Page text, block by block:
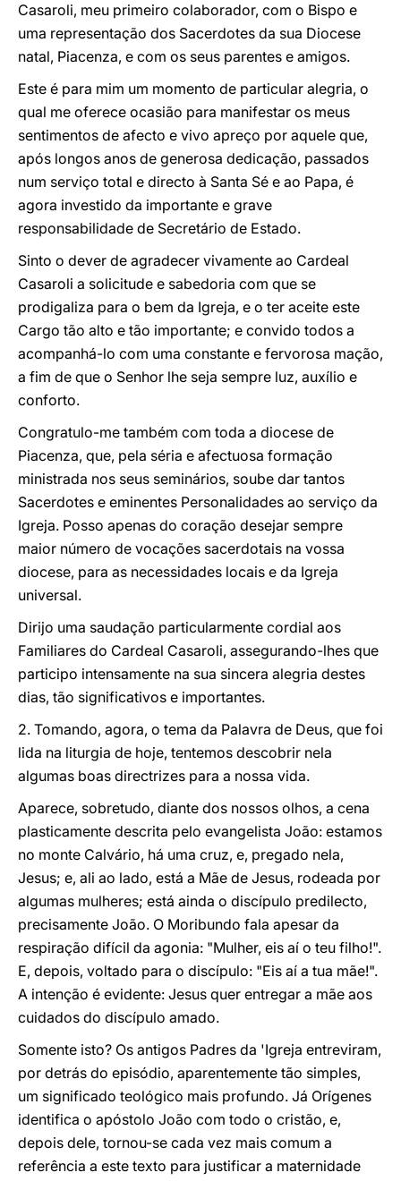
Casaroli, meu primeiro colaborador, com o Bispo e
uma representação dos Sacerdotes da sua Diocese
natal, Piacenza, e com os seus parentes e amigos.
Este é para mim um momento de particular alegria, o
qual me oferece ocasião para manifestar os meus
sentimentos de afecto e vivo apreço por aquele que,
após longos anos de generosa dedicação, passados
num serviço total e directo à Santa Sé e ao Papa, é
agora investido da importante e grave
responsabilidade de Secretário de Estado.
Sinto o dever de agradecer vivamente ao Cardeal
Casaroli a solicitude e sabedoria com que se
prodigaliza para o bem da Igreja, e o ter aceite este
Cargo tão alto e tão importante; e convido todos a
acompanhá-lo com uma constante e fervorosa mação,
a fim de que o Senhor lhe seja sempre luz, auxílio e
conforto.
Congratulo-me também com toda a diocese de
Piacenza, que, pela séria e afectuosa formação
ministrada nos seus seminários, soube dar tantos
Sacerdotes e eminentes Personalidades ao serviço da
Igreja. Posso apenas do coração desejar sempre
maior número de vocações sacerdotais na vossa
diocese, para as necessidades locais e da Igreja
universal.
Dirijo uma saudação particularmente cordial aos
Familiares do Cardeal Casaroli, assegurando-lhes que
participo intensamente na sua sincera alegria destes
dias, tão significativos e importantes.
2. Tomando, agora, o tema da Palavra de Deus, que foi
lida na liturgia de hoje, tentemos descobrir nela
algumas boas directrizes para a nossa vida.
Aparece, sobretudo, diante dos nossos olhos, a cena
plasticamente descrita pelo evangelista João: estamos
no monte Calvário, há uma cruz, e, pregado nela,
Jesus; e, ali ao lado, está a Mãe de Jesus, rodeada por
algumas mulheres; está ainda o discípulo predilecto,
precisamente João. O Moribundo fala apesar da
respiração difícil da agonia: "Mulher, eis aí o teu filho!".
E, depois, voltado para o discípulo: "Eis aí a tua mãe!".
A intenção é evidente: Jesus quer entregar a mãe aos
cuidados do discípulo amado.
Somente isto? Os antigos Padres da 'Igreja entreviram,
por detrás do episódio, aparentemente tão simples,
um significado teológico mais profundo. Já Orígenes
identifica o apóstolo João com todo o cristão, e,
depois dele, tornou-se cada vez mais comum a
referência a este texto para justificar a maternidade